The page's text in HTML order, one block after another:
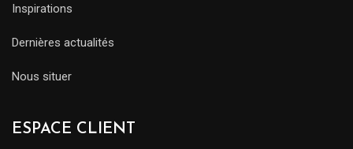
Inspirations
Dernières actualités
Nous situer
ESPACE CLIENT